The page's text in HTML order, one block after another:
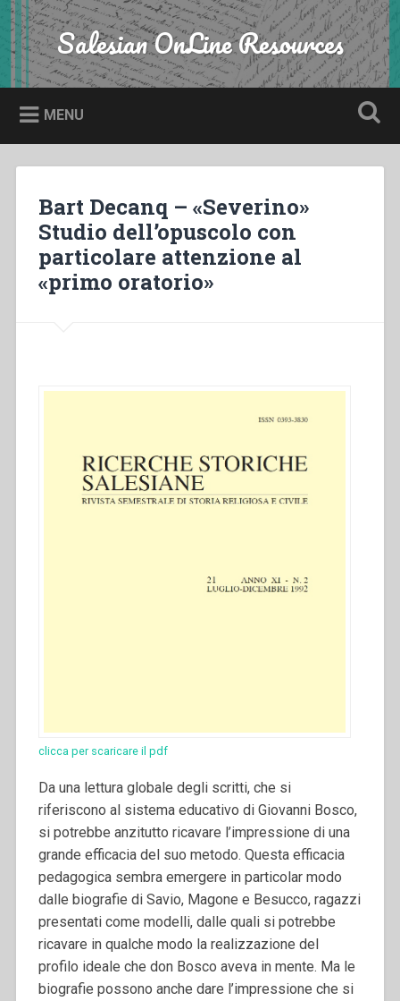
Skip
to
content
Search Salesian OnLine Resources
MENU
Bart Decanq – «Severino»
Studio dell’opuscolo con
particolare attenzione al
«primo oratorio»
clicca per scaricare il pdf
Da una lettura globale degli scritti, che si
riferiscono al sistema educativo di Giovanni Bosco,
si potrebbe anzitutto ricavare l’impressione di una
grande efficacia del suo metodo. Questa efficacia
pedagogica sembra emergere in particolar modo
dalle biografie di Savio, Magone e Besucco, ragazzi
presentati come modelli, dalle quali si potrebbe
ricavare in qualche modo la realizzazione del
profilo ideale che don Bosco aveva in mente. Ma le
biografie possono anche dare l’impressione che si